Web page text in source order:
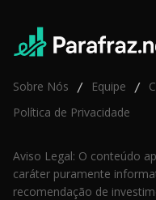
Sobre Nós / Equipe /
Política de Privacidade
Aviso Legal: O conteúdo
caráter puramente
recomendação de